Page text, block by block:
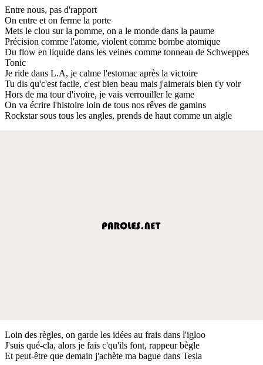
Entre nous, pas d'rapport
On entre et on ferme la porte
Mets le clou sur la pomme, on a le monde dans la paume
Précision comme l'atome, violent comme bombe atomique
Du flow en liquide dans les veines comme tonneau de Schweppes
Tonic
Je ride dans L.A, je calme l'estomac après la victoire
Tu dis qu'c'est facile, c'est bien beau mais j'aimerais bien t'y voir
Hors de ma tour d'ivoire, je vais verrouiller le game
On va écrire l'histoire loin de tous nos rêves de gamins
Rockstar sous tous les angles, prends de haut comme un aigle
Loin des règles, on garde les idées au frais dans l'igloo
J'suis qué-cla, alors je fais c'qu'ils font, rappeur bègle
Et peut-être que demain j'achète ma bague dans Tesla